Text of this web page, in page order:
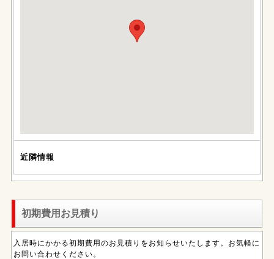
近隣情報
初期費用お見積り
入居時にかかる初期費用のお見積りをお知らせいたします。お気軽に
お問い合わせください。